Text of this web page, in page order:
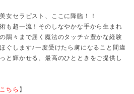
女セラピスト、ここに降臨！！
も超一流！そのしなやかな手から生まれ
隅々まで届く魔法のタッチ☆豊かな経験
ぐします♪一度受けたら虜になること間違
と輝かせる、最高のひとときをご提供し
ちら 】